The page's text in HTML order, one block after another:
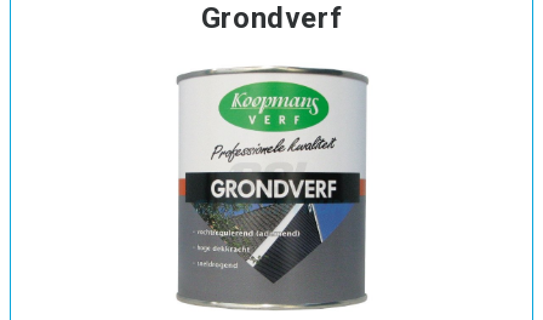
Grondverf